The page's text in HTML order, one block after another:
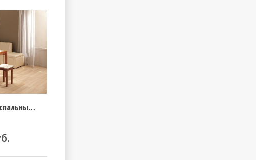
Кухонный уголок со спальным местом Уют